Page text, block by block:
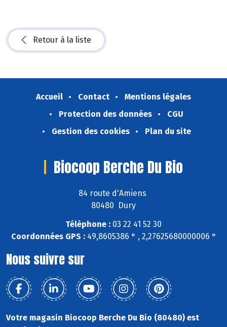
Retour à la liste
Accueil Contact
Mentions légales
Protection des données
CGU
Gestion des cookies
Plan du site
Biocoop Berche Du Bio
84 route d'Amiens
80480 Dury
Téléphone : 03 22 41 52 30
Coordonnées GPS :49,8605386 ° , 2,27625680000006 °
Nous suivre sur
Votre magasin Biocoop Berche Du Bio (80480) est